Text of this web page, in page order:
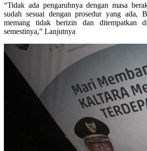
“Tidak ada pengaruhnya dengan masa
sudah sesuai dengan prosedur yang ada,
memang tidak berizin dan ditempatkan
semestinya,” Lanjutnya